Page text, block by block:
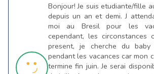
Bonjour! Je suis etudiante/fille
depuis un an et demi. J
moi au Bresil pour les
cependant, les circonstances
present, je cherche du
pendant les vacances car mon
termine fin juin. Je serai